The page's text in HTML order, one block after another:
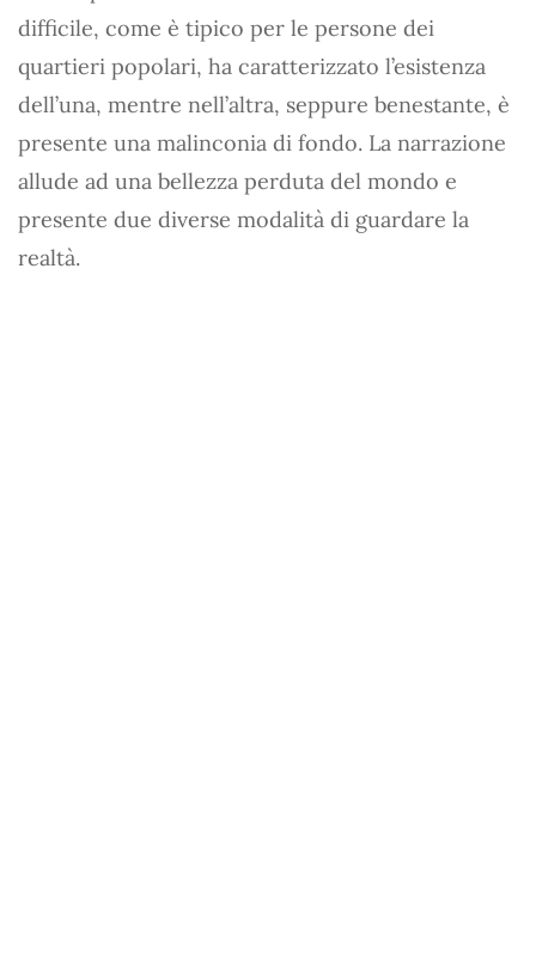
difficile, come è tipico per le persone dei
quartieri popolari, ha caratterizzato l’esistenza
dell’una, mentre nell’altra, seppure benestante, è
presente una malinconia di fondo. La narrazione
allude ad una bellezza perduta del mondo e
presente due diverse modalità di guardare la
realtà.